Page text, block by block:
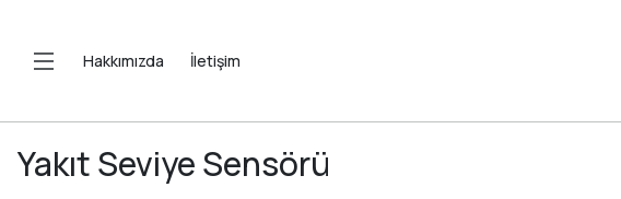
Hakkımızda İletişim
Yakıt Seviye Sensörü